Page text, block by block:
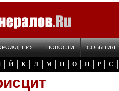
НОВОСТИ СОБЫТИЯ
Й К Л М Н О П Р С